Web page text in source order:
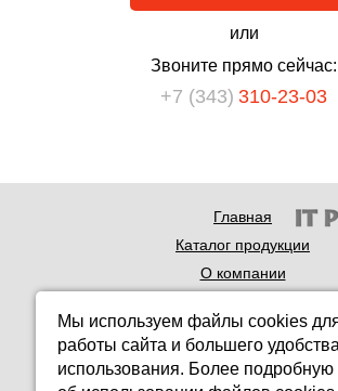
или
Звоните прямо сейчас:
+7 (343) 310-23-03
Главная
Каталог продукции
О компании
Технология
Новости
Контакты
Мы используем файлы cookies
работы сайта и большего
использования. Более